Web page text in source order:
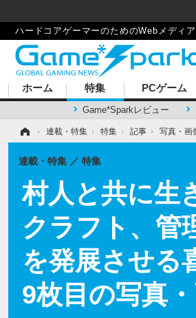
ハードコアゲーマーのためのWebメディア
ホーム 特集
Game*Sparkレビュー
PCゲーム
› 連載・特集 › 特集 › 記事 › 写真・画
村人と共に生
クラフト、管
を発展させる
9枚目の写真
連載・特集 特集